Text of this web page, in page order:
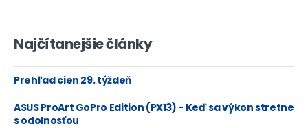
Najčítanejšie články
Prehľad cien 29. týždeň
ASUS ProArt GoPro Edition (PX13) - Keď sa výkon stretne
s odolnosťou